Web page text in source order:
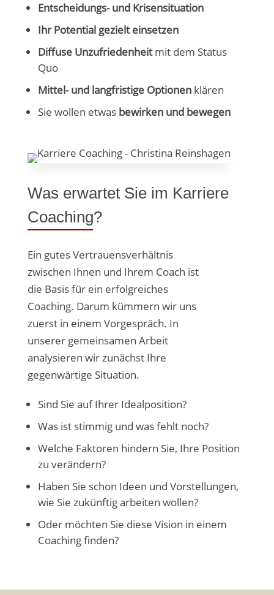
Entscheidungs- und Krisensituation
Ihr Potential gezielt einsetzen
Diffuse Unzufriedenheitmit dem Status
Quo
Mittel- und langfristige Optionenklären
Sie wollen etwas bewirken und bewegen
Was erwartet Sie im Karriere
Coaching?
Ein gutes Vertrauensverhältnis
zwischen Ihnen und Ihrem Coach ist
die Basis für ein erfolgreiches
Coaching. Darum kümmern wir uns
zuerst in einem Vorgespräch. In
unserer gemeinsamen Arbeit
analysieren wir zunächst Ihre
gegenwärtige Situation.
Sind Sie auf Ihrer Idealposition?
Was ist stimmig und was fehlt noch?
Welche Faktoren hindern Sie, Ihre Position
zu verändern?
Haben Sie schon Ideen und Vorstellungen,
wie Sie zukünftig arbeiten wollen?
Oder möchten Sie diese Vision in einem
Coaching finden?